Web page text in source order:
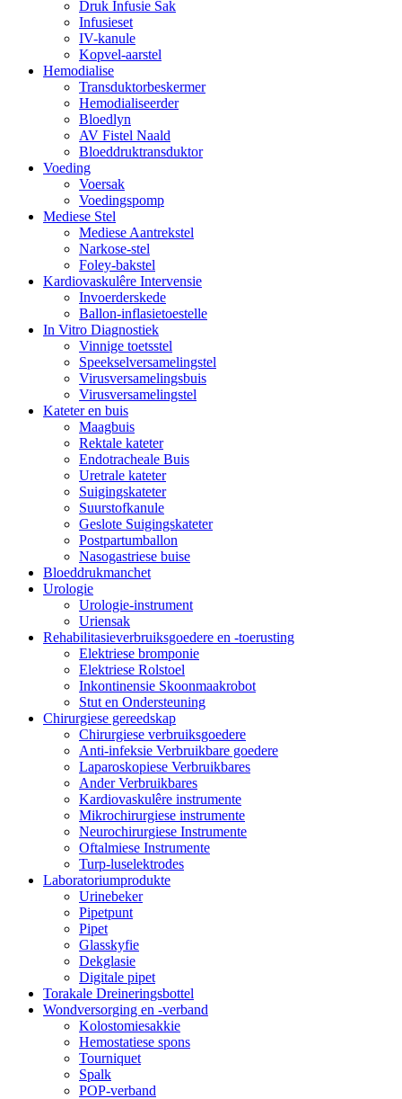
Druk Infusie Sak
Infusieset
IV-kanule
Kopvel-aarstel
Hemodialise
Transduktorbeskermer
Hemodialiseerder
Bloedlyn
AV Fistel Naald
Bloeddruktransduktor
Voeding
Voersak
Voedingspomp
Mediese Stel
Mediese Aantrekstel
Narkose-stel
Foley-bakstel
Kardiovaskulêre Intervensie
Invoerderskede
Ballon-inflasietoestelle
In Vitro Diagnostiek
Vinnige toetsstel
Speekselversamelingstel
Virusversamelingsbuis
Virusversamelingstel
Kateter en buis
Maagbuis
Rektale kateter
Endotracheale Buis
Uretrale kateter
Suigingskateter
Suurstofkanule
Geslote Suigingskateter
Postpartumballon
Nasogastriese buise
Bloeddrukmanchet
Urologie
Urologie-instrument
Uriensak
Rehabilitasieverbruiksgoedere en -toerusting
Elektriese bromponie
Elektriese Rolstoel
Inkontinensie Skoonmaakrobot
Stut en Ondersteuning
Chirurgiese gereedskap
Chirurgiese verbruiksgoedere
Anti-infeksie Verbruikbare goedere
Laparoskopiese Verbruikbares
Ander Verbruikbares
Kardiovaskulêre instrumente
Mikrochirurgiese instrumente
Neurochirurgiese Instrumente
Oftalmiese Instrumente
Turp-luselektrodes
Laboratoriumprodukte
Urinebeker
Pipetpunt
Pipet
Glasskyfie
Dekglasie
Digitale pipet
Torakale Dreineringsbottel
Wondversorging en -verband
Kolostomiesakkie
Hemostatiese spons
Tourniquet
Spalk
POP-verband